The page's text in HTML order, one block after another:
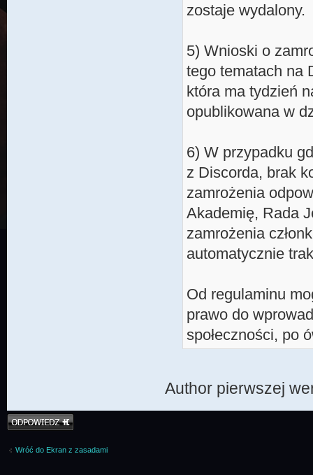
zostaje wydalony.
5) Wnioski o
tego tematach na
która ma tydzień
opublikowana w
6) W przypadku
z Discorda, brak
zamrożenia
Akademię, Rada
zamrożenia
automatycznie
Od regulaminu
prawo do
społeczności, po
Author pierwszej
Odpowiedz
Wróć do Ekran z zasadami